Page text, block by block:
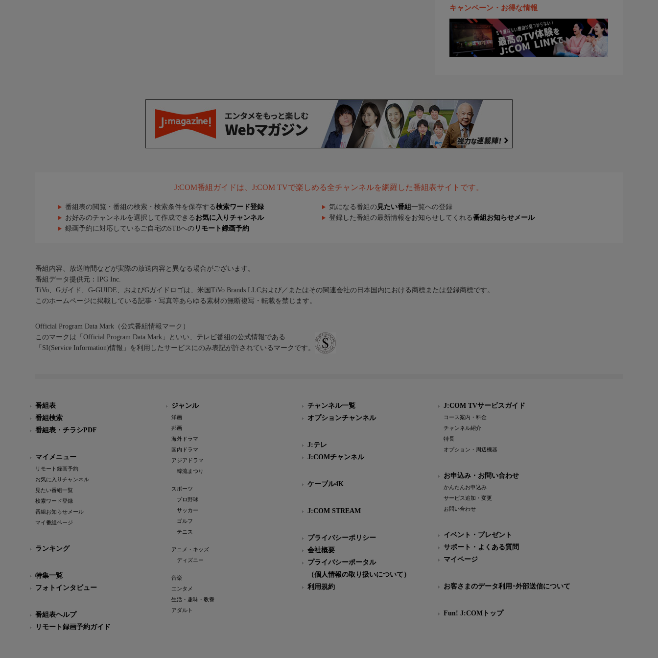
キャンペーン・お得な情報
J:COM番組ガイドは、J:COM TVで楽しめる全チャンネルを網羅した番組表サイトです。
番組表の閲覧・番組の検索・検索条件を保存する検索ワード登録 気になる番組の 見たい番組 一覧への登録
お好みのチャンネルを選択して作成できる お気に入りチャンネル 登録した番組の最新情報をお知らせしてくれる番組お知らせメール
録画予約に対応しているご自宅のSTBへの リモート録画予約
番組内容、放送時間などが実際の放送内容と異なる場合がございます。
番組データ提供元：IPG Inc.
TiVo、Gガイド、G-GUIDE、およびGガイドロゴは、米国TiVo Brands LLCおよび／またはその関連会社の日本国内における商標または登録商標です。
このホームページに掲載している記事・写真等あらゆる素材の無断複写・転載を禁じます。
Official Program Data Mark（公式番組情報マーク）
このマークは「Official Program Data Mark」といい、テレビ番組の公式情報である
「SI(Service Information)情報」を利用したサービスにのみ表記が許されているマークです。
番組表
番組検索
番組表・チラシPDF
マイメニュー
リモート録画予約
お気に入りチャンネル
見たい番組一覧
検索ワード登録
番組お知らせメール
マイ番組ページ
ランキング
特集一覧
フォトインタビュー
番組表ヘルプ
リモート録画予約ガイド
ジャンル
洋画
邦画
海外ドラマ
国内ドラマ
アジアドラマ
韓流まつり
スポーツ
プロ野球
サッカー
ゴルフ
テニス
アニメ・キッズ
ディズニー
音楽
エンタメ
生活・趣味・教養
アダルト
チャンネル一覧
オプションチャンネル
J:テレ
J:COMチャンネル
ケーブル4K
J:COM STREAM
プライバシーポリシー
会社概要
プライバシーポータル
（個人情報の取り扱いについて）
利用規約
J:COM TVサービスガイド
コース案内・料金
チャンネル紹介
特長
オプション・周辺機器
お申込み・お問い合わせ
かんたんお申込み
サービス追加・変更
お問い合わせ
イベント・プレゼント
サポート・よくある質問
マイページ
お客さまのデータ利用･外部送信について
Fun! J:COMトップ